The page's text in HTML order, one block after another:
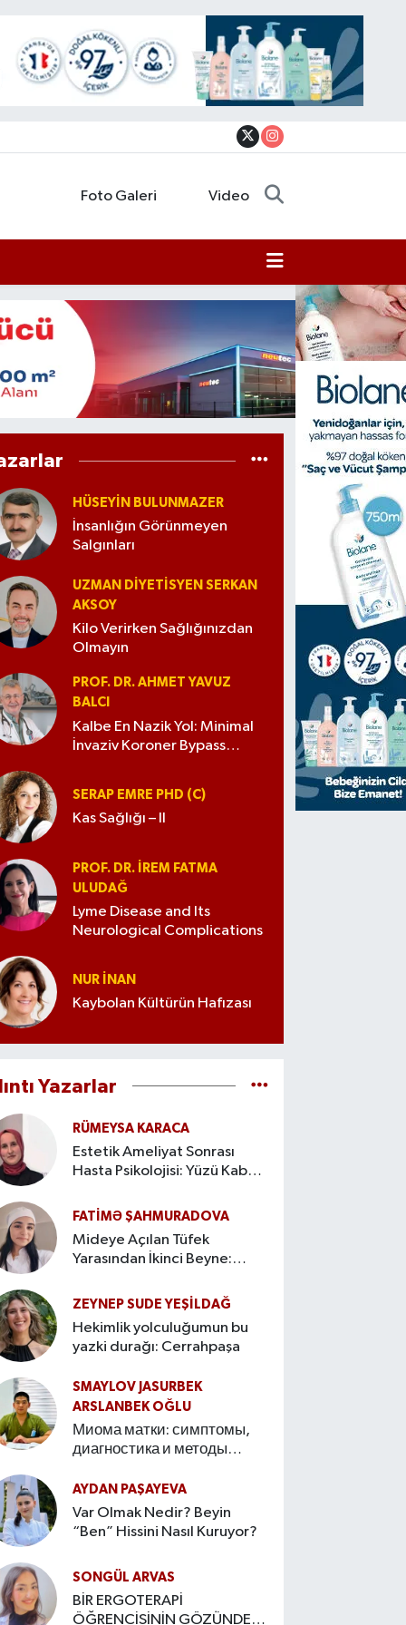
Foto Galeri Video
HÜSEYIN BULUNMAZER
İnsanlığın Görünmeyen
Salgınları
UZMAN DIYETISYEN SERKAN
AKSOY
Kilo Verirken Sağlığınızdan
Olmayın
PROF. DR. AHMET YAVUZ
BALCI
Kalbe En Nazik Yol: Minimal
İnvaziv Koroner Bypass
SERAP EMRE PHD (C)
Kas Sağlığı – II
PROF. DR. İREM FATMA
ULUDAĞ
Lyme Disease and Its
Neurological Complications
NUR İNAN
Kaybolan Kültürün Hafızası
Yazarlar
RÜMEYSA KARACA
Estetik Ameliyat Sonrası
Hasta Psikolojisi: Yüzü Kabul
FATIMƏ ŞAHMURADOVA
Mideye Açılan Tüfek
Yarasından İkinci Beyne:
Hikâyesi
ZEYNEP SUDE YEŞİLDAĞ
Hekimlik yolculuğumun bu
yazki durağı: Cerrahpaşa
SMAYLOV JASURBEK
ARSLANBEK OĞLU
Миома матки: симптомы,
диагностика и методы
AYDAN PAŞAYEVA
Var Olmak Nedir? Beyin
“Ben” Hissini Nasıl Kuruyor?
SONGÜL ARVAS
BİR ERGOTERAPİ
ÖĞRENCİSİNİN GÖZÜNDEN: